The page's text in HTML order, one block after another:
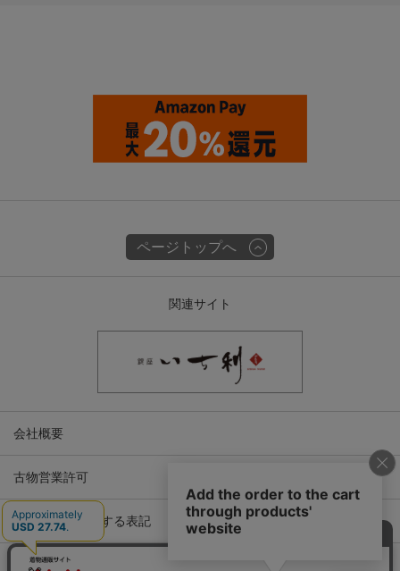
ページトップへ
関連サイト
会社概要
古物営業許可
特定商取引に関する表記
プライバシーポリシー